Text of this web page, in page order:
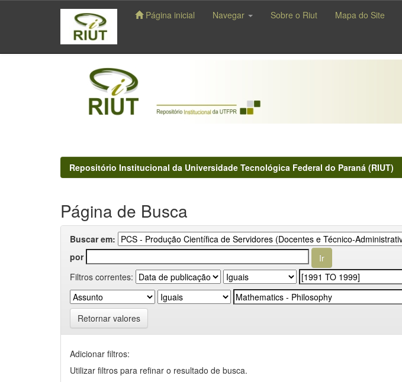
navigation
Página inicial Navegar Sobre o Riut Mapa do Site
Repositório Institucional da Universidade Tecnológica Federal do Paraná (RIUT)
Página de Busca
Buscar em:
por
Filtros correntes:
Retornar valores
Adicionar filtros:
Utilizar filtros para refinar o resultado de busca.